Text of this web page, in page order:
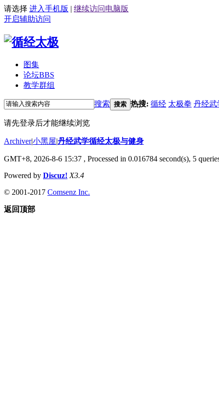
请选择 进入手机版 | 继续访问电脑版
开启辅助访问
图集
论坛BBS
教学群组
搜索 搜索 热搜: 循经 太极拳 丹经武
请先登录后才能继续浏览
Archiver|小黑屋|丹经武学循经太极与健身
GMT+8, 2026-8-6 15:37 , Processed in 0.016784 second(s), 5
Powered by Discuz! X3.4
© 2001-2017 Comsenz Inc.
返回顶部